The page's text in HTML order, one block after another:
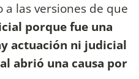
a las versiones de que
porque fue una
actuación ni judicial
abrió una causa por